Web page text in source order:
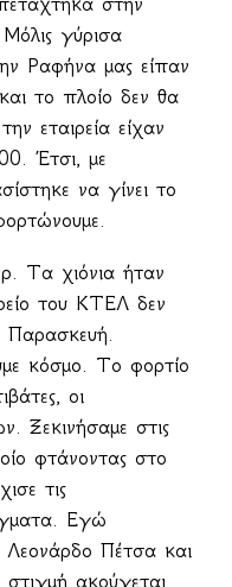
γύρισα
Ραφήνα μας είπαν
το πλοίο δεν θα
εταιρεία είχαν
Έτσι, με
να γίνει το
Τα χιόνια ήταν
του ΚΤΕΛ δεν
Παρασκευή.
κόσμο. Το φορτίο
οι
Ξεκινήσαμε στις
φτάνοντας στο
τις
Εγώ
Λεονάρδο Πέτσα και